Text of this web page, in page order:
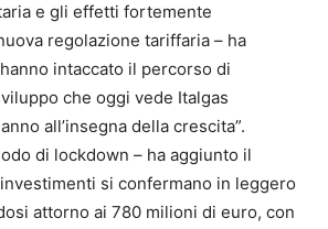
e gli effetti fortemente
regolazione tariffaria – ha
intaccato il percorso di
che oggi vede Italgas
all’insegna della crescita”.
di lockdown – ha aggiunto il
si confermano in leggero
attorno ai 780 milioni di euro, con